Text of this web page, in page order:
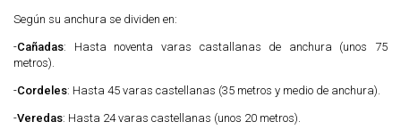
Según su anchura se dividen en:
-Cañadas: Hasta noventa varas castallanas de anchura (unos 75
metros).
-Cordeles: Hasta 45 varas castellanas (35 metros y medio de anchura).
-Veredas: Hasta 24 varas castellanas (unos 20 metros).